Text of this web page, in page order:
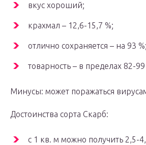
вкус хороший;
крахмал – 12,6-15,7 %;
отлично сохраняется – на 93 %;
товарность – в пределах 82-99
Минусы: может поражаться
Достоинства сорта Скарб:
с 1 кв. м можно получить 2,5-